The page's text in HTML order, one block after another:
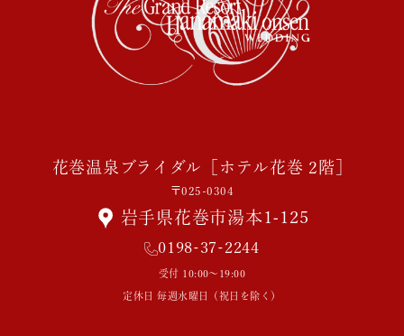
花巻温泉ブライダル［ホテル花巻 2階］
〒025-0304
岩手県花巻市湯本1-125
0198-37-2244
受付 10:00～19:00
定休日 毎週水曜日（祝日を除く）